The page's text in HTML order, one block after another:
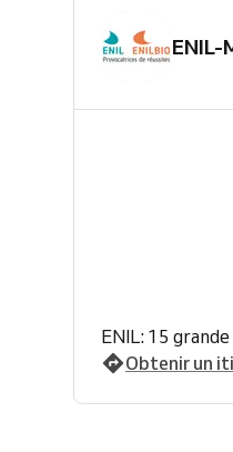
ENIL-
ENIL: 15
Obtenir un